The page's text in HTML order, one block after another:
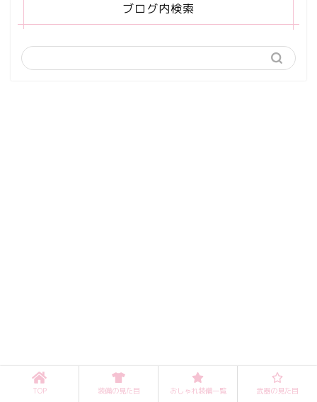
ブログ内検索
TOP 装備の見た目 おしゃれ装備一覧 武器の見た目